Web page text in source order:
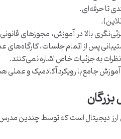
تا حرفه‌ای.
بالا در آموزش، مجوزهای
پس از اتمام جلسات، کارگاه‌های
به جزئیات خاص اشاره نمی‌کنند.
جامع با رویکرد آکادمیک و عملی
ارز دیجیتال است که توسط چندین